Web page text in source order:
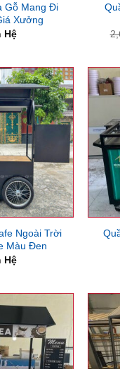
Gỗ Mang Đi
Xưởng
Hệ
Ngoài Trời
Màu Đen
Hệ